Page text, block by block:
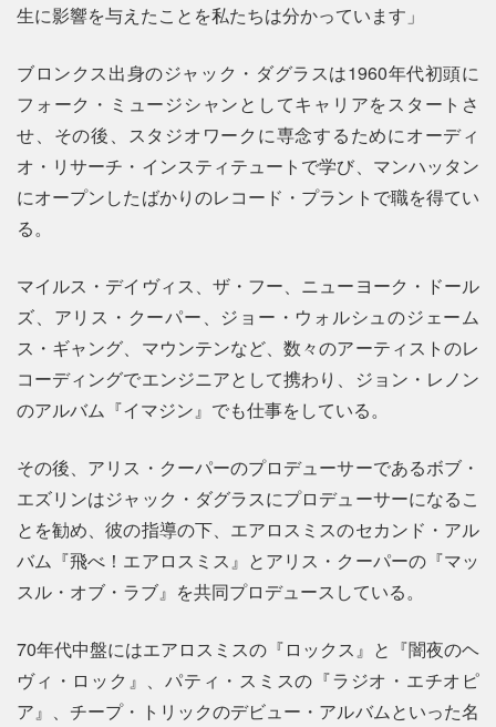
生に影響を与えたことを私たちは分かっています」
ブロンクス出身のジャック・ダグラスは1960年代初頭に
フォーク・ミュージシャンとしてキャリアをスタートさ
せ、その後、スタジオワークに専念するためにオーディ
オ・リサーチ・インスティテュートで学び、マンハッタン
にオープンしたばかりのレコード・プラントで職を得てい
る。
マイルス・デイヴィス、ザ・フー、ニューヨーク・ドール
ズ、アリス・クーパー、ジョー・ウォルシュのジェーム
ス・ギャング、マウンテンなど、数々のアーティストのレ
コーディングでエンジニアとして携わり、ジョン・レノン
のアルバム『イマジン』でも仕事をしている。
その後、アリス・クーパーのプロデューサーであるボブ・
エズリンはジャック・ダグラスにプロデューサーになるこ
とを勧め、彼の指導の下、エアロスミスのセカンド・アル
バム『飛べ！エアロスミス』とアリス・クーパーの『マッ
スル・オブ・ラブ』を共同プロデュースしている。
70年代中盤にはエアロスミスの『ロックス』と『闇夜のヘ
ヴィ・ロック』、パティ・スミスの『ラジオ・エチオピ
ア』、チープ・トリックのデビュー・アルバムといった名